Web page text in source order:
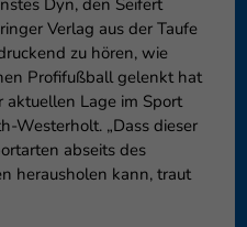
Dyn, den Seifert
Verlag aus der Taufe
zu hören, wie
Profifußball gelenkt hat
Lage im Sport
Westerholt. „Dass dieser
abseits des
herausholen kann, traut
Funktionen und sind für
erforderlich.
anzeigen
Media-Plattformen werden
von externen Medien akzeptiert
keiner manuellen